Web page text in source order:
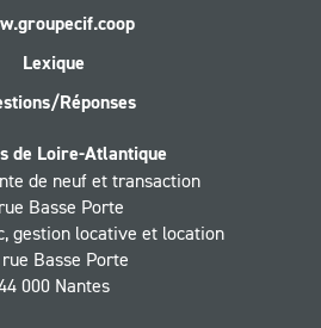
Lexique
Réponses
de Loire-Atlantique
de neuf et transaction
Basse Porte
gestion locative et location
rue Basse Porte
000 Nantes